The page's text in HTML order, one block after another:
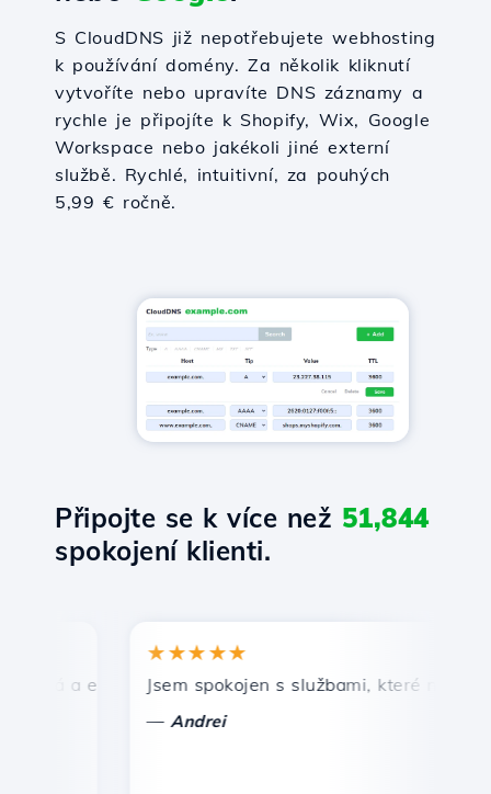
S CloudDNS již nepotřebujete webhosting
k používání domény. Za několik kliknutí
vytvoříte nebo upravíte DNS záznamy a
rychle je připojíte k Shopify, Wix, Google
Workspace nebo jakékoli jiné externí
službě. Rychlé, intuitivní, za pouhých
5,99 € ročně.
Připojte se k více než 51,844
spokojení klienti.
a efektivní technická podpora.
★★★★★
Jsem spokojen s službami, které nabízí
Andrei